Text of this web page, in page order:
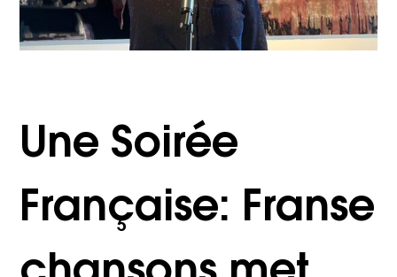
Une Soirée
Française: Franse